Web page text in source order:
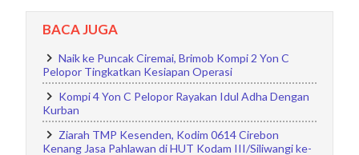
BACA JUGA
Naik ke Puncak Ciremai, Brimob Kompi 2 Yon C
Pelopor Tingkatkan Kesiapan Operasi
Kompi 4 Yon C Pelopor Rayakan Idul Adha Dengan
Kurban
Ziarah TMP Kesenden, Kodim 0614 Cirebon
Kenang Jasa Pahlawan di HUT Kodam III/Siliwangi ke-